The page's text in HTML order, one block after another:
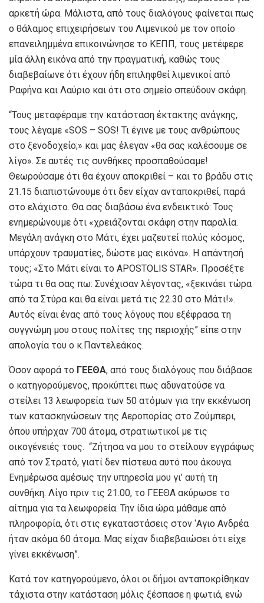
αρκετή ώρα. Μάλιστα, από τους διαλόγους φαίνεται πως
ο θάλαμος επιχειρήσεων του Λιμενικού με τον οποίο
επανειλημμένα επικοινώνησε το ΚΕΠΠ, τους μετέφερε
μία άλλη εικόνα από την πραγματική, καθώς τους
διαβεβαίωνε ότι έχουν ήδη επιληφθεί λιμενικοί από
Ραφήνα και Λαύριο και ότι στο σημείο σπεύδουν σκάφη.
“Τους μεταφέραμε την κατάσταση έκτακτης ανάγκης,
τους λέγαμε «SOS – SOS! Τι έγινε με τους ανθρώπους
στο ξενοδοχείο;» και μας έλεγαν «θα σας καλέσουμε σε
λίγο». Σε αυτές τις συνθήκες προσπαθούσαμε!
Θεωρούσαμε ότι θα έχουν αποκριθεί – και το βράδυ στις
21.15 διαπιστώνουμε ότι δεν είχαν ανταποκριθεί, παρά
στο ελάχιστο. Θα σας διαβάσω ένα ενδεικτικό: Τους
ενημερώνουμε ότι «χρειάζονται σκάφη στην παραλία.
Μεγάλη ανάγκη στο Μάτι, έχει μαζευτεί πολύς κόσμος,
υπάρχουν τραυματίες, δώστε μας εικόνα». Η απάντησή
τους; «Στο Μάτι είναι το APOSTOLΙS STAR». Προσέξτε
τώρα τι θα σας πω: Συνέχισαν λέγοντας, «ξεκινάει τώρα
από τα Στύρα και θα είναι μετά τις 22.30 στο Μάτι!».
Αυτός είναι ένας από τους λόγους που εξέφρασα τη
συγγνώμη μου στους πολίτες της περιοχής” είπε στην
απολογία του ο κ.Παντελεάκος.
Όσον αφορά το ΓΕΕΘΑ, από τους διαλόγους που διάβασε
ο κατηγορούμενος, προκύπτει πως αδυνατούσε να
στείλει 13 λεωφορεία των 50 ατόμων για την εκκένωση
των κατασκηνώσεων της Αεροπορίας στο Ζούμπερι,
όπου υπήρχαν 700 άτομα, στρατιωτικοί με τις
οικογένειές τους. “Ζήτησα να μου το στείλουν εγγράφως
από τον Στρατό, γιατί δεν πίστευα αυτό που άκουγα.
Ενημέρωσα αμέσως την υπηρεσία μου γι’ αυτή τη
συνθήκη. Λίγο πριν τις 21.00, το ΓΕΕΘΑ ακύρωσε το
αίτημα για τα λεωφορεία. Την ίδια ώρα μάθαμε από
πληροφορία, ότι στις εγκαταστάσεις στον ‘Αγιο Ανδρέα
ήταν ακόμα 60 άτομα. Μας είχαν διαβεβαιώσει ότι είχε
γίνει εκκένωση”.
Κατά τον κατηγορούμενο, όλοι οι δήμοι ανταποκρίθηκαν
τάχιστα στην κατάσταση μόλις ξέσπασε η φωτιά, ενώ